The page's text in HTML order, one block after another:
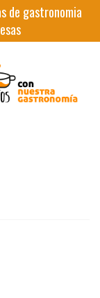
de gastronomia